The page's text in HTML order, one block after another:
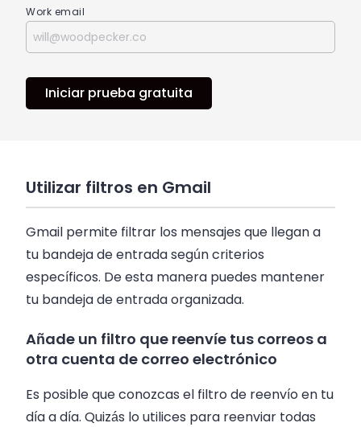
Work email
Iniciar prueba gratuita
Utilizar filtros en Gmail
Gmail permite filtrar los mensajes que llegan a
tu bandeja de entrada según criterios
específicos. De esta manera puedes mantener
tu bandeja de entrada organizada.
Añade un filtro que reenvíe tus correos a
otra cuenta de correo electrónico
Es posible que conozcas el filtro de reenvío en tu
día a día. Quizás lo utilices para reenviar todas